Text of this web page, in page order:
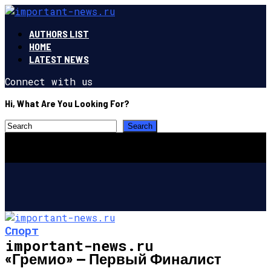
AUTHORS LIST
HOME
LATEST NEWS
Connect with us
Hi, What Are You Looking For?
important-news.ru
Спорт
«Гремио» — Первый Финалист